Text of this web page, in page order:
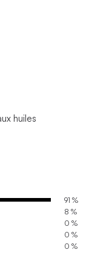
huiles
91 %
8 %
0 %
0 %
0 %